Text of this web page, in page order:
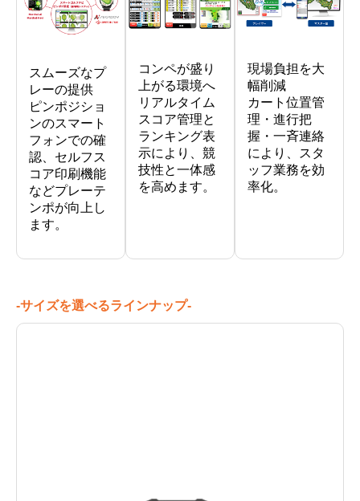
スムーズなプ
レーの提供
ピンポジショ
ンのスマート
フォンでの確
認、セルフス
コア印刷機能
などプレーテ
ンポが向上し
ます。
コンペが盛り
上がる環境へ
リアルタイム
スコア管理と
ランキング表
示により、競
技性と一体感
を高めます。
現場負担を大
幅削減
カート位置管
理・進行把
握・一斉連絡
により、スタ
ッフ業務を効
率化。
-サイズを選べるラインナップ-